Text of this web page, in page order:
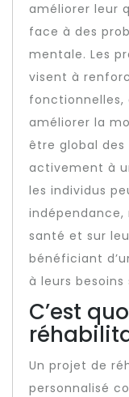
améliorer leur
face à des
mentale. Les
visent à
fonctionnelles,
améliorer la
être global
activement à
les individus
santé et sur
bénéficiant
à leurs besoins
C’est
Un projet de
personnalisé